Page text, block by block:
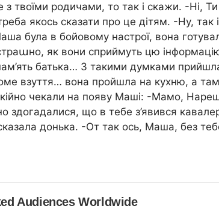
твоїми родичами, то так і скажи. -Ні,
якось сказати про це дітям. -Ну, так
була в бойовому настрої, вона
як вони сприймуть цю
батька… З такими думками
взуття… вона пройшла на кухню, а
чекали на появу Маші: -Мамо,
здогадалися, що в тебе з’явився
донька. -От так ось, Маша, без